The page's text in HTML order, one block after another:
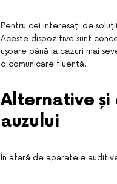
Pentru cei interesați de
Aceste dispozitive sunt
ușoare până la cazuri mai
o comunicare fluentă.
Alternative
auzului
În afară de aparatele